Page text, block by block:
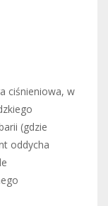
ciśnieniowa, w
(gdzie
oddycha